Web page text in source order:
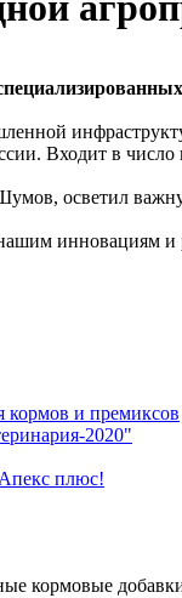
Входит в число
осветил
инновациям
кормов и премиксов
2020"
плюс!